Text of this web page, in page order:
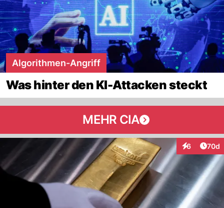
Algorithmen-Angriff
Was hinter den KI-Attacken steckt
MEHR CIA
6
Interaktionen
70d